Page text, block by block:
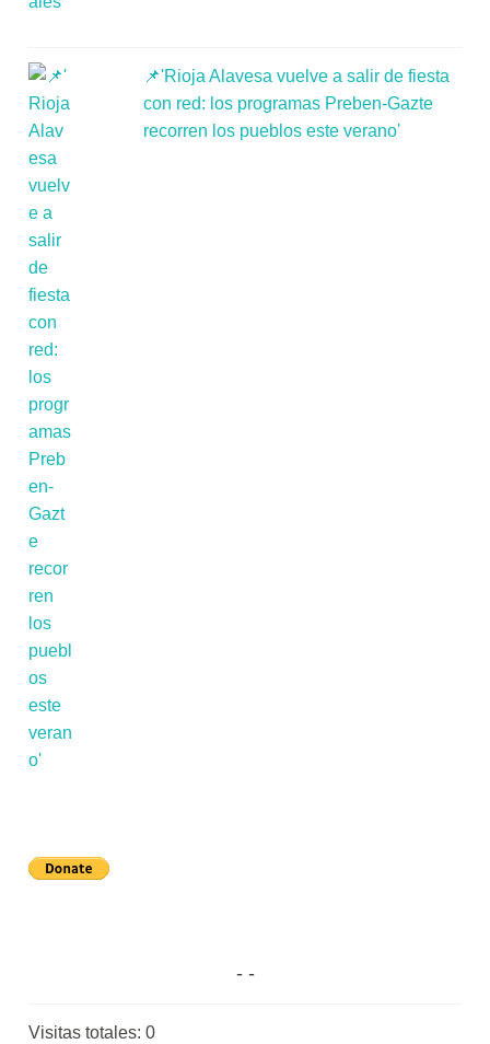
📌'Rioja Alavesa vuelve a salir de fiesta
con red: los programas Preben-Gazte
recorren los pueblos este verano'
Visitas totales:0